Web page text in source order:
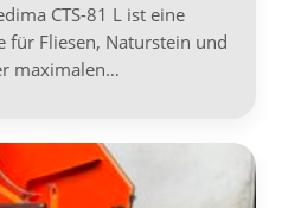
CTS-81 L ist eine
für Fliesen, Naturstein und
maximalen…